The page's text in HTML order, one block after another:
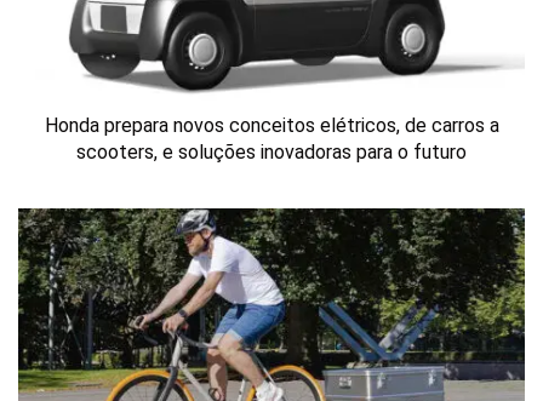
Honda prepara novos conceitos elétricos, de carros a
scooters, e soluções inovadoras para o futuro